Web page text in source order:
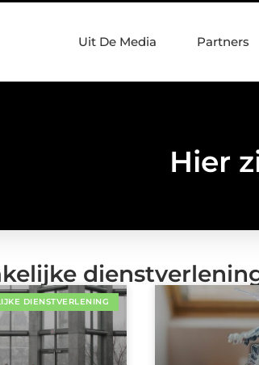
Uit De Media Partners
Hier
DIENSTVERLENING